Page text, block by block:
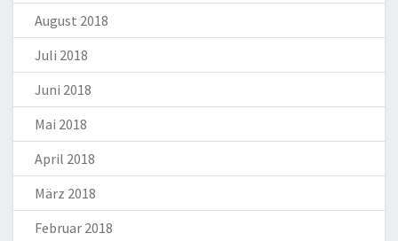
August 2018
Juli 2018
Juni 2018
Mai 2018
April 2018
März 2018
Februar 2018